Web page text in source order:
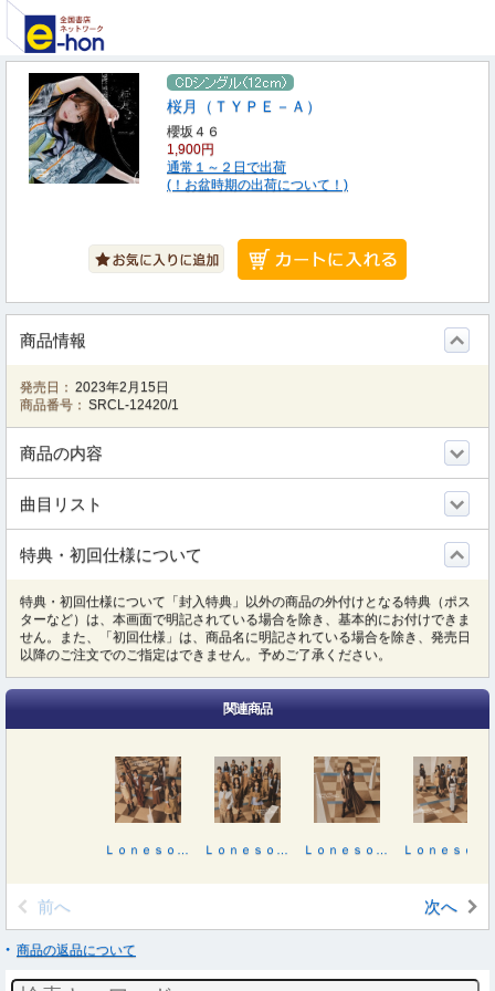
桜月（ＴＹＰＥ－Ａ）
櫻坂４６
1,900円
通常１～２日で出荷
(！お盆時期の出荷について！)
商品情報
発売日： 2023年2月15日
商品番号： SRCL-12420/1
商品の内容
曲目リスト
特典・初回仕様について
特典・初回仕様について「封入特典」以外の商品の外付けとなる特典（ポス
ターなど）は、本画面で明記されている場合を除き、基本的にお付けできま
せん。また、「初回仕様」は、商品名に明記されている場合を除き、発売日
以降のご注文でのご指定はできません。予めご了承ください。
関連商品
前へ 次へ
商品の返品について